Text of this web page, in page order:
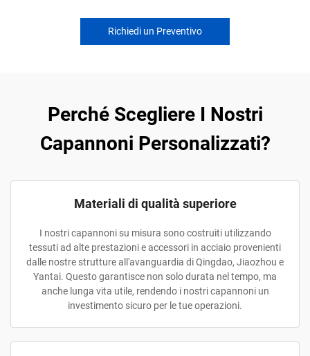
Richiedi un Preventivo
Perché Scegliere I Nostri
Capannoni Personalizzati?
Materiali di qualità superiore
I nostri capannoni su misura sono costruiti utilizzando
tessuti ad alte prestazioni e accessori in acciaio provenienti
dalle nostre strutture all'avanguardia di Qingdao, Jiaozhou e
Yantai. Questo garantisce non solo durata nel tempo, ma
anche lunga vita utile, rendendo i nostri capannoni un
investimento sicuro per le tue operazioni.